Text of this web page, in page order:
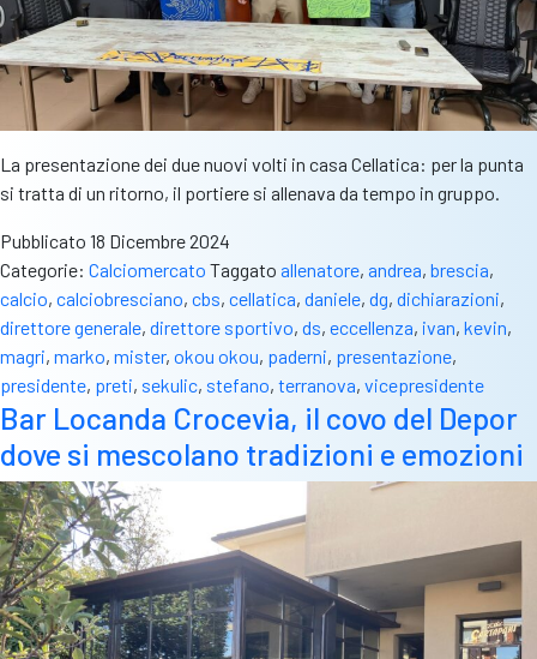
La presentazione dei due nuovi volti in casa Cellatica: per la punta
si tratta di un ritorno, il portiere si allenava da tempo in gruppo.
Pubblicato 18 Dicembre 2024
Categorie: Calciomercato Taggato allenatore, andrea, brescia,
calcio, calciobresciano, cbs, cellatica, daniele, dg, dichiarazioni,
direttore generale, direttore sportivo, ds, eccellenza, ivan, kevin,
magri, marko, mister, okou okou, paderni, presentazione,
presidente, preti, sekulic, stefano, terranova, vicepresidente
Bar Locanda Crocevia, il covo del Depor
dove si mescolano tradizioni e emozioni